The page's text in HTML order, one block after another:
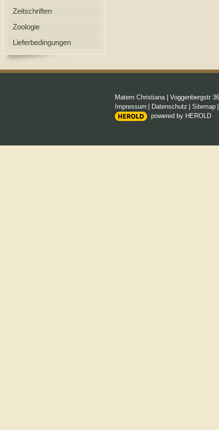
Zeitschriften
Zoologie
Lieferbedingungen
Matern Christiana| Voggenbergstr 36
Impressum
Datenschutz Sitemap
powered by HEROLD